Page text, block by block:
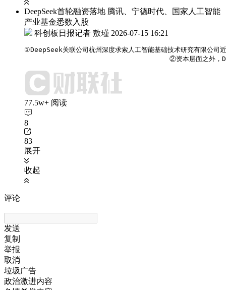
DeepSeek首轮融资落地 腾讯、宁德时代、国家人工智能
产业基金悉数入股
科创板日报记者 敖瑾 2026-07-15 16:21
①DeepSeek关联公司杭州深度求索人工智能基础技术研究有限公司
②资本层面之外，
77.5w+ 阅读
8
83
展开
收起
评论
发送
复制
举报
取消
垃圾广告
政治激进内容